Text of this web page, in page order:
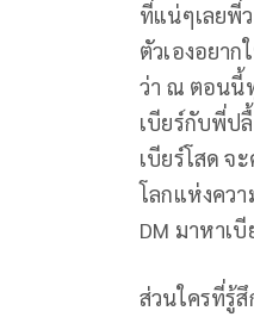
ที่แน่ๆเลยพี่
ตัวเองอยา
ว่า ณ ตอนนี้
เบียร์กับพี่ป
เบียร์โสด จ
โลกแห่งคว
DM มาหาเ
ส่วนใครที่รู้